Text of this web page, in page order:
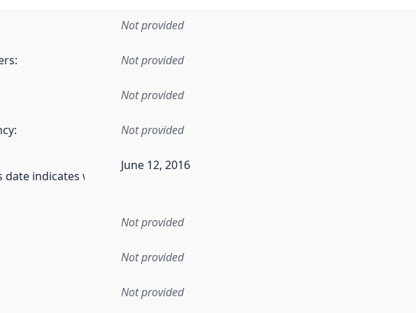
Not provided
: Not provided
Not provided
: Not provided
date indicates when the data in this dataset was first released. It may have
June 12, 2016
Not provided
Not provided
Not provided